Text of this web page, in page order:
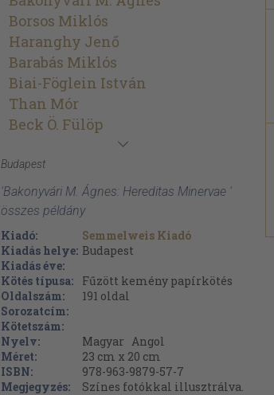
Borsos Miklós
Haranghy Jenő
Barabás Miklós
Biai-Föglein István
Than Mór
Beck Ö. Fülöp
Budapest
'Bakonyvári M. Ágnes: Hereditas Minervae '
összes példány
Kiadó:
Semmelweis Kiadó
Kiadás helye: Budapest
Kiadás éve:
Kötés típusa:
Fűzött kemény papírkötés
Oldalszám:
191 oldal
Sorozatcím:
Kötetszám:
Nyelv:
Magyar Angol
Méret:
23 cm x 20 cm
ISBN:
978-963-9879-57-7
Megjegyzés:
Színes fotókkal illusztrálva.